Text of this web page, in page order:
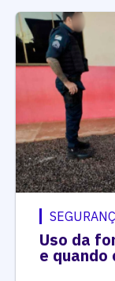
Uso da
e quando